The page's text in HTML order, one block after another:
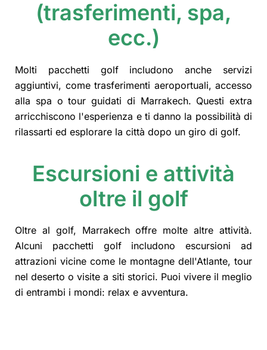
(trasferimenti, spa,
ecc.)
Molti pacchetti golf includono anche servizi
aggiuntivi, come trasferimenti aeroportuali, accesso
alla spa o tour guidati di Marrakech. Questi extra
arricchiscono l'esperienza e ti danno la possibilità di
rilassarti ed esplorare la città dopo un giro di golf.
Escursioni e attività
oltre il golf
Oltre al golf, Marrakech offre molte altre attività.
Alcuni pacchetti golf includono escursioni ad
attrazioni vicine come le montagne dell'Atlante, tour
nel deserto o visite a siti storici. Puoi vivere il meglio
di entrambi i mondi: relax e avventura.